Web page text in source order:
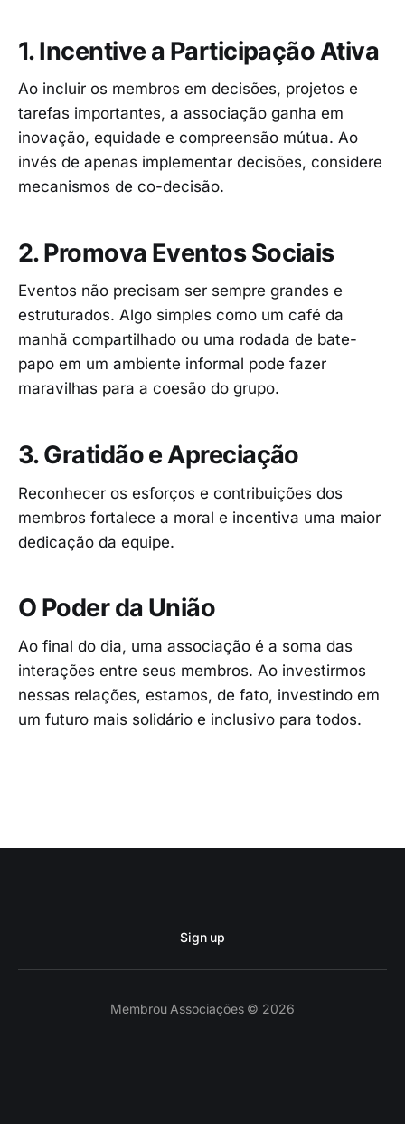
1. Incentive a Participação Ativa
Ao incluir os membros em decisões, projetos e
tarefas importantes, a associação ganha em
inovação, equidade e compreensão mútua. Ao
invés de apenas implementar decisões, considere
mecanismos de co-decisão.
2. Promova Eventos Sociais
Eventos não precisam ser sempre grandes e
estruturados. Algo simples como um café da
manhã compartilhado ou uma rodada de bate-
papo em um ambiente informal pode fazer
maravilhas para a coesão do grupo.
3. Gratidão e Apreciação
Reconhecer os esforços e contribuições dos
membros fortalece a moral e incentiva uma maior
dedicação da equipe.
O Poder da União
Ao final do dia, uma associação é a soma das
interações entre seus membros. Ao investirmos
nessas relações, estamos, de fato, investindo em
um futuro mais solidário e inclusivo para todos.
Sign up
Membrou Associações © 2026